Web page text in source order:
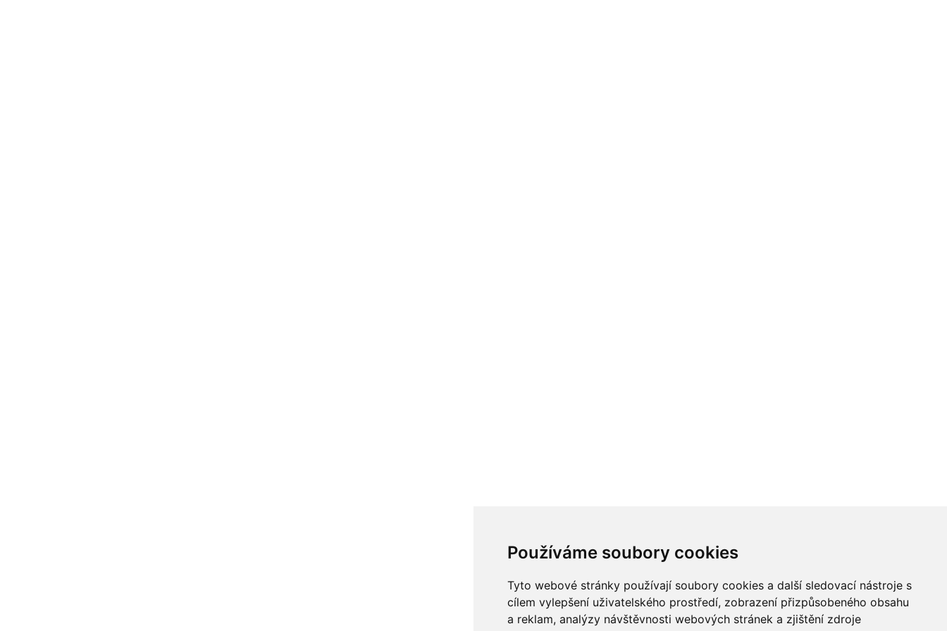
Používáme soubory cookies
Tyto webové stránky používají soubory cookies a další sledovací nástroje s
cílem vylepšení uživatelského prostředí, zobrazení přizpůsobeného obsahu
a reklam, analýzy návštěvnosti webových stránek a zjištění zdroje